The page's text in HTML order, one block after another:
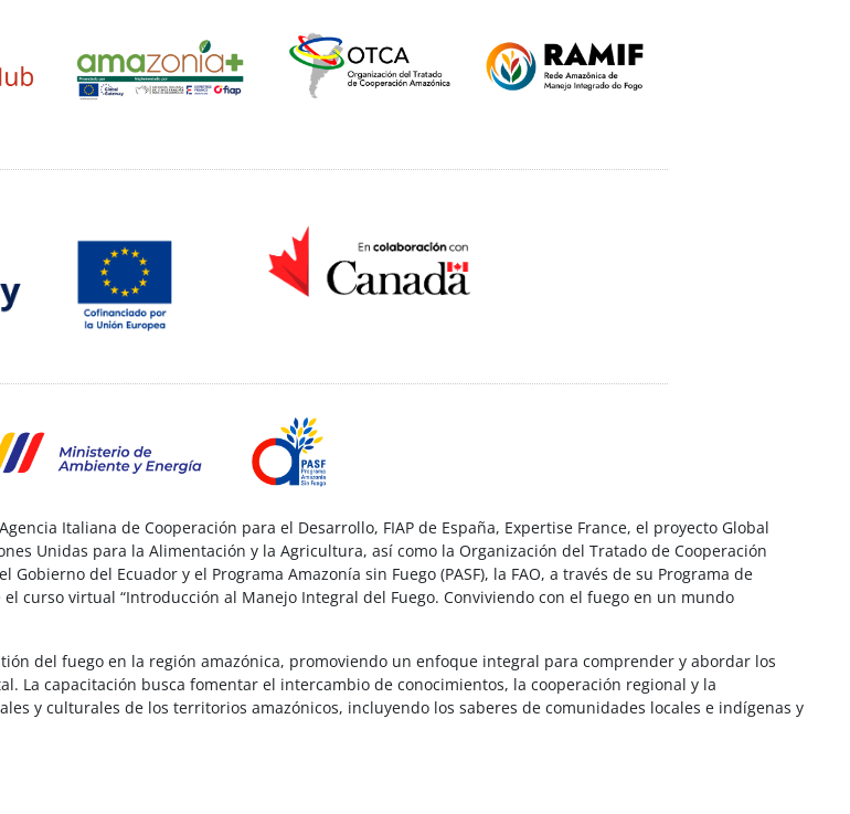
Italiana de Cooperación para el Desarrollo, FIAP de España, Expertise France, el proyecto Global
Unidas para la Alimentación y la Agricultura, así como la Organización del Tratado de Cooperación
del Ecuador y el Programa Amazonía sin Fuego (PASF), la FAO, a través de su Programa de
curso virtual “Introducción al Manejo Integral del Fuego. Conviviendo con el fuego en un mundo
del fuego en la región amazónica, promoviendo un enfoque integral para comprender y abordar los
La capacitación busca fomentar el intercambio de conocimientos, la cooperación regional y la
y culturales de los territorios amazónicos, incluyendo los saberes de comunidades locales e indígenas y